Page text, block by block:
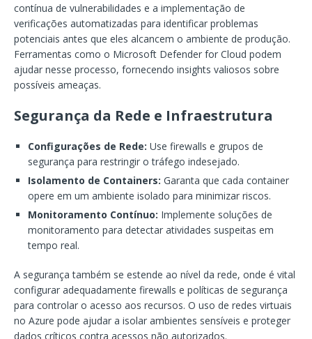
contínua de vulnerabilidades e a implementação de
verificações automatizadas para identificar problemas
potenciais antes que eles alcancem o ambiente de produção.
Ferramentas como o Microsoft Defender for Cloud podem
ajudar nesse processo, fornecendo insights valiosos sobre
possíveis ameaças.
Segurança da Rede e Infraestrutura
Configurações de Rede: Use firewalls e grupos de
segurança para restringir o tráfego indesejado.
Isolamento de Containers: Garanta que cada container
opere em um ambiente isolado para minimizar riscos.
Monitoramento Contínuo: Implemente soluções de
monitoramento para detectar atividades suspeitas em
tempo real.
A segurança também se estende ao nível da rede, onde é vital
configurar adequadamente firewalls e políticas de segurança
para controlar o acesso aos recursos. O uso de redes virtuais
no Azure pode ajudar a isolar ambientes sensíveis e proteger
dados críticos contra acessos não autorizados.